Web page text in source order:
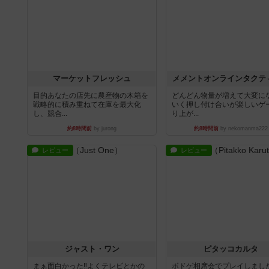
マーケットフレッシュ
目的あなたの店先に農産物の木箱を
戦略的に積み重ねて在庫を最大化
し、競合...
約8時間前 by jurong
メメントオンラインタクテ
どんどん物量が増えて大変に
いく押し付け合いが楽しいゲ
り上が...
約8時間前by nekomanma222
レビュー
ジャスト・ワン
まぁ面白かった‼️よくテレビとかの
レビュー
ピタッコカルタ
ボドゲ相席会でプレイしまし